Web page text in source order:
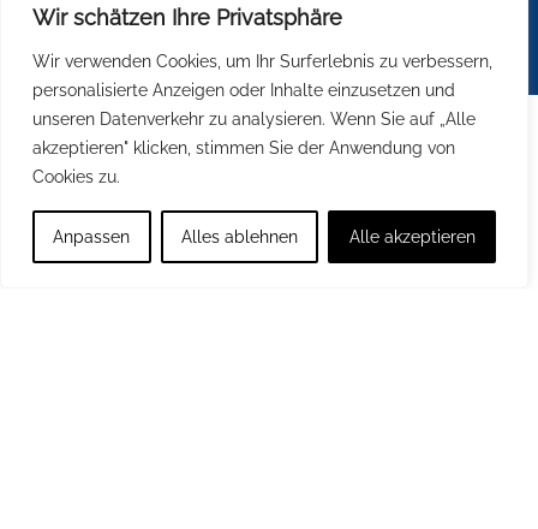
Wir schätzen Ihre Privatsphäre
Wir verwenden Cookies, um Ihr Surferlebnis zu verbessern,
personalisierte Anzeigen oder Inhalte einzusetzen und
unseren Datenverkehr zu analysieren. Wenn Sie auf „Alle
akzeptieren" klicken, stimmen Sie der Anwendung von
Cookies zu.
Anpassen Alles ablehnen Alle akzeptieren
Geschlechter.